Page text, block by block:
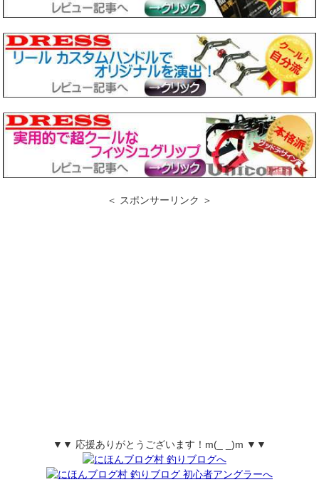
＜ スポンサーリンク ＞
▼▼ 応援ありがとうございます！m(_ _)m ▼▼